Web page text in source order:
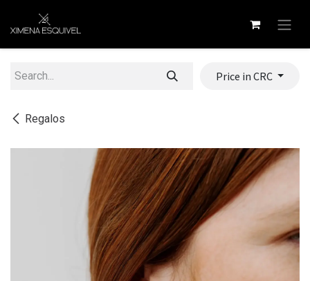
Regalos
Price in CRC